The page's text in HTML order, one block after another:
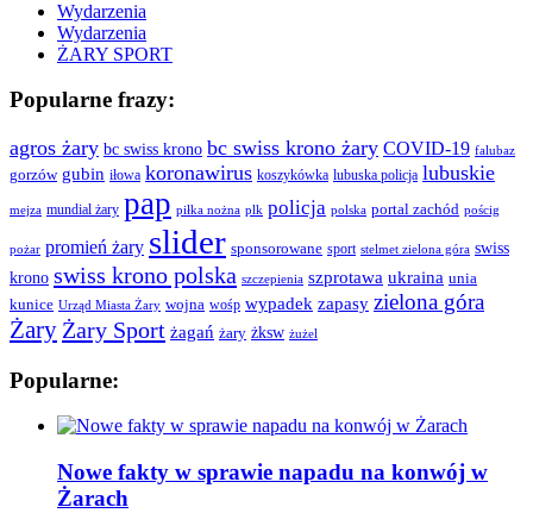
Wydarzenia
Wydarzenia
ŻARY SPORT
Popularne frazy:
agros żary bc swiss krono bc swiss krono żary COVID-19 falubaz
gorzów gubin iłowa koronawirus koszykówka lubuska policja lubuskie
mejza mundial żary pap piłka nożna plk policja polska portal zachód pościg
pożar promień żary slider sponsorowane sport stelmet zielona góra swiss
krono swiss krono polska szczepienia szprotawa ukraina unia
kunice Urząd Miasta Żary wojna wośp wypadek zapasy zielona góra
Żary Żary Sport żagań żary żksw żużel
Popularne:
Nowe fakty w sprawie napadu na konwój w
Żarach